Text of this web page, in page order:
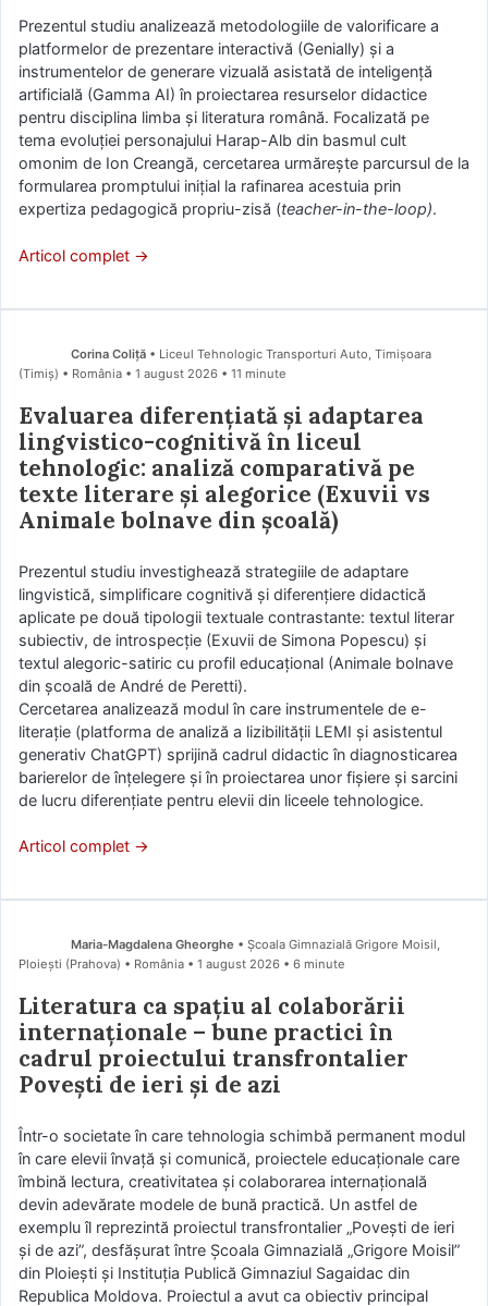
Prezentul studiu analizează metodologiile de valorificare a
platformelor de prezentare interactivă (Genially) și a
instrumentelor de generare vizuală asistată de inteligență
artificială (Gamma AI) în proiectarea resurselor didactice
pentru disciplina limba și literatura română. Focalizată pe
tema evoluției personajului Harap-Alb din basmul cult
omonim de Ion Creangă, cercetarea urmărește parcursul de la
formularea promptului inițial la rafinarea acestuia prin
expertiza pedagogică propriu-zisă (teacher-in-the-loop).
Articol complet →
Corina Coliță • Liceul Tehnologic Transporturi Auto, Timișoara
(Timiş) • România
1 august 2026 • 11 minute
Evaluarea diferențiată și adaptarea
lingvistico-cognitivă în liceul
tehnologic: analiză comparativă pe
texte literare și alegorice (Exuvii vs
Animale bolnave din școală)
Prezentul studiu investighează strategiile de adaptare
lingvistică, simplificare cognitivă și diferențiere didactică
aplicate pe două tipologii textuale contrastante: textul literar
subiectiv, de introspecție (Exuvii de Simona Popescu) și
textul alegoric-satiric cu profil educațional (Animale bolnave
din școală de André de Peretti).
Cercetarea analizează modul în care instrumentele de e-
literație (platforma de analiză a lizibilității LEMI și asistentul
generativ ChatGPT) sprijină cadrul didactic în diagnosticarea
barierelor de înțelegere și în proiectarea unor fișiere și sarcini
de lucru diferențiate pentru elevii din liceele tehnologice.
Articol complet →
Maria-Magdalena Gheorghe • Școala Gimnazială Grigore Moisil,
Ploiești (Prahova) • România
1 august 2026 • 6 minute
Literatura ca spațiu al colaborării
internaționale – bune practici în
cadrul proiectului transfrontalier
Povești de ieri și de azi
Într-o societate în care tehnologia schimbă permanent modul
în care elevii învață și comunică, proiectele educaționale care
îmbină lectura, creativitatea și colaborarea internațională
devin adevărate modele de bună practică. Un astfel de
exemplu îl reprezintă proiectul transfrontalier „Povești de ieri
și de azi”, desfășurat între Școala Gimnazială „Grigore Moisil”
din Ploiești și Instituția Publică Gimnaziul Sagaidac din
Republica Moldova. Proiectul a avut ca obiectiv principal